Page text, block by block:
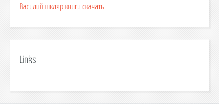
Василий шкляр книги скачать
Links